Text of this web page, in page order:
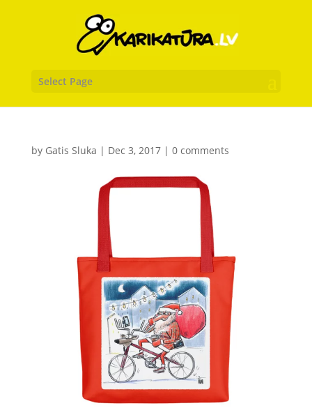
Select Page
by Gatis Sluka | Dec 3, 2017| 0 comments